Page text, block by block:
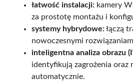
łatwość instalacji: kamery
za prostotę montażu i
systemy hybrydowe:łączą
nowoczesnymi
inteligentna analiza obrazu
identyfikują zagrożenia oraz
automatycznie.